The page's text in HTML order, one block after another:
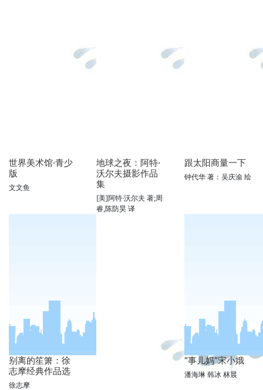
世界美术馆·青少
版
文文鱼
地球之夜：阿特·
沃尔夫摄影作品
集
[美]阿特·沃尔夫 著;周
睿,陈防昊 译
跟太阳商量一下
钟代华 著：吴庆渝 绘
别离的笙箫：徐
志摩经典作品选
徐志摩
“事儿妈”宋小娥
潘海琳 韩冰 林晨